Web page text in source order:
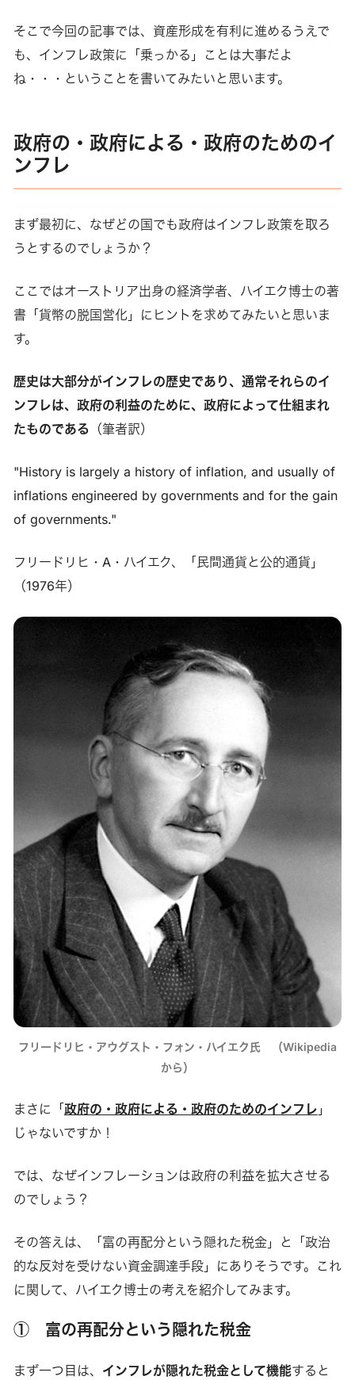
そこで今回の記事では、資産形成を有利に進めるうえで
も、インフレ政策に「乗っかる」ことは大事だよ
ね・・・ということを書いてみたいと思います。
政府の・政府による・政府のためのイ
ンフレ
まず最初に、なぜどの国でも政府はインフレ政策を取ろ
うとするのでしょうか？
ここではオーストリア出身の経済学者、ハイエク博士の著
書「貨幣の脱国営化」にヒントを求めてみたいと思いま
す。
歴史は大部分がインフレの歴史であり、通常それらのイ
ンフレは、政府の利益のために、政府によって仕組まれ
たものである （筆者訳）
"History is largely a history of inflation, and usually of
inflations engineered by governments and for the gain
of governments."
フリードリヒ・A・ハイエク、「民間通貨と公的通貨」
（1976年）
フリードリヒ・アウグスト・フォン・ハイエク氏　（Wikipedia
から）
まさに「政府の・政府による・政府のためのインフレ 」
じゃないですか！
では、なぜインフレーションは政府の利益を拡大させる
のでしょう？
その答えは、「富の再配分という隠れた税金」と「政治
的な反対を受けない資金調達手段」にありそうです。これ
に関して、ハイエク博士の考えを紹介してみます。
① 富の再配分という隠れた税金
まず一つ目は、 インフレが隠れた税金として機能すると